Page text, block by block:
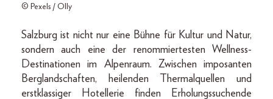
© Pexels / Olly
Salzburg ist nicht nur eine Bühne für Kultur und Natur,
sondern auch eine der renommiertesten Wellness-
Destinationen im Alpenraum. Zwischen imposanten
Berglandschaften, heilenden Thermalquellen und
erstklassiger Hotellerie finden Erholungssuchende